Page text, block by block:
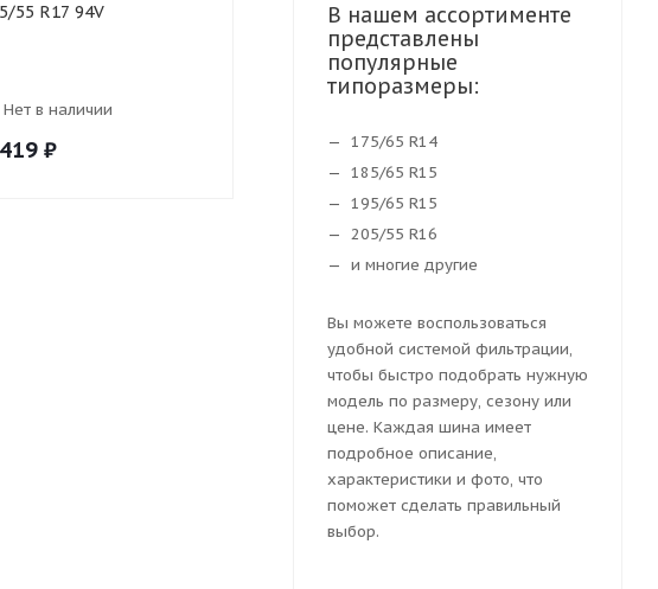
55 R17 94V
Нет в наличии
₽
Ingens EV 215/55 R17 98V
₽
R17 98W
В нашем ассортименте
представлены
популярные
типоразмеры:
175/65 R14
185/65 R15
195/65 R15
205/55 R16
и многие другие
Вы можете воспользоваться
удобной системой фильтрации,
чтобы быстро подобрать нужную
модель по размеру, сезону или
цене. Каждая шина имеет
подробное описание,
характеристики и фото, что
поможет сделать правильный
выбор.